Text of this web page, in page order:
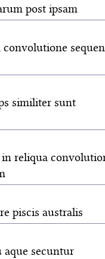
post ipsam
similiter sunt
in reliqua
piscis australis
aque secuntur